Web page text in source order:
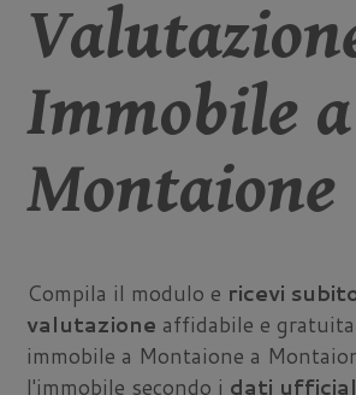
Immobile a
Montaione
Compila il modulo e ricevi
valutazione affidabile e
immobile a Montaione a
l'immobile secondo i dati